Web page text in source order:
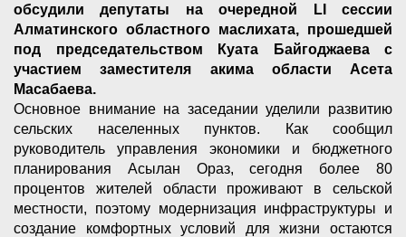
обсудили депутаты на очередной LI сессии
Алматинского областного маслихата, прошедшей
под председательством Куата Байгоджаева с
участием заместителя акима области Асета
Масабаева.
Основное внимание на заседании уделили развитию
сельских населенных пунктов. Как сообщил
руководитель управления экономики и бюджетного
планирования Асылан Ораз, сегодня более 80
процентов жителей области проживают в сельской
местности, поэтому модернизация инфраструктуры и
создание комфортных условий для жизни остаются